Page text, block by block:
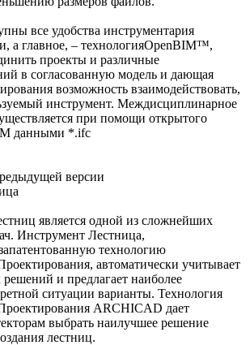
все удобства инструментария
а главное, – технологияOpenBIM™,
проекты и различные
в согласованную модель и дающая
возможность взаимодействовать,
инструмент. Междисциплинарное
при помощи открытого
данными *.ifc
версии
является одной из сложнейших
Инструмент Лестница,
технологию
автоматически учитывает
и предлагает наиболее
ситуации варианты. Технология
ARCHICAD дает
выбрать наилучшее решение
лестниц.